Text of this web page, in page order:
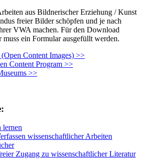
aus Bildnerischer Erziehung / Kunst
freier Bilder schöpfen und je nach
VWA machen. Für den Download
ein Formular ausgefüllt werden.
Content Images) >>
Content Program >>
>>
lernen
wissenschaftlicher Arbeiten
Zugang zu wissenschaftlicher Literatur